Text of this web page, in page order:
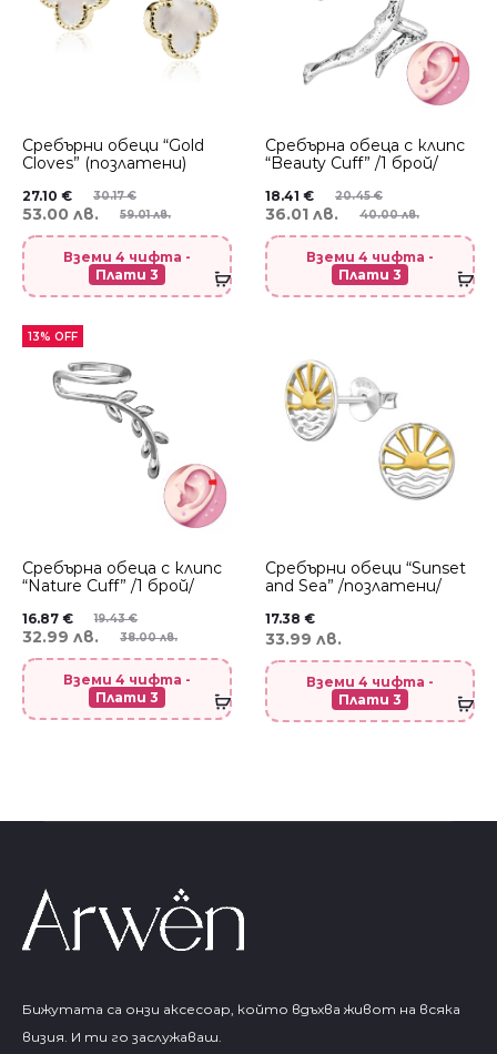
Сребърни обеци “Gold
Cloves” (позлатени)
30.17€
27.10 €
59.01 лв.
53.00 лв.
Вземи 4 чифта -
Плати 3
Сребърнa oбеца с клипс
“Beauty Cuff” /1 брой/
20.45€
18.41 €
40.00 лв.
36.01 лв.
Вземи 4 чифта -
Плати 3
13% OFF
Сребърнa oбеца с клипс
“Nature Cuff” /1 брой/
19.43€
16.87 €
38.00 лв.
32.99 лв.
Вземи 4 чифта -
Плати 3
Сребърни обеци “Sunset
and Sea” /позлатени/
17.38 €
33.99 лв.
Вземи 4 чифта -
Плати 3
Бижутата са онзи аксесоар, който вдъхва живот на всяка
визия. И ти го заслужаваш.